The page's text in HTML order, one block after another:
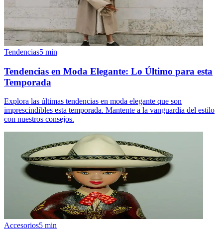
Tendencias5 min
Tendencias en Moda Elegante: Lo Último para esta
Temporada
Explora las últimas tendencias en moda elegante que son
imprescindibles esta temporada. Mantente a la vanguardia del estilo
con nuestros consejos.
Accesorios5 min